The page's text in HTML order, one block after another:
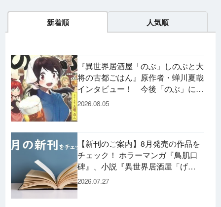
2026年秋、TVアニメ
『魔法少女育成計画
restart』放送決定！
太刀掛秀子の名作が
ん
異世界お仕事ファン
タジー、最終第10巻
好評発売中！
上下
新着順 人気順
『異世界居酒屋「のぶ」しのぶと大
将の古都ごはん』原作者・蝉川夏哉
インタビュー！ 今後「のぶ」に登
場するメニューは……!?
2026.08.05
【新刊のご案内】8月発売の作品を
チェック！ ホラーマンガ『鳥肌口
碑』、小説『異世界居酒屋「げ
ん」』、文庫『カエル男 完結編』
などずらり！
2026.07.27